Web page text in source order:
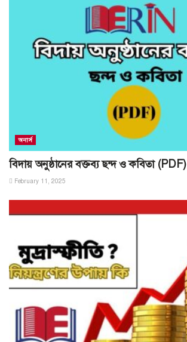
অনার্স
বিদায় অনুষ্ঠানের বক্তব্য ছন্দ ও কবিতা (PDF)
February 11, 2025